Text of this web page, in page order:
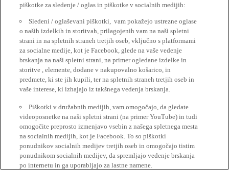
piškotke za sledenje / oglas in piškotke v socialnih medijih:
Sledeni / oglaševani piškotki, vam pokažejo ustrezne oglase
o naših izdelkih in storitvah, prilagojenih vam na naši spletni
strani in na spletnih straneh tretjih oseb, vključno s platformami
za socialne medije, kot je Facebook, glede na vaše vedenje
brskanja na naši spletni strani, na primer ogledane izdelke in
storitve , elemente, dodane v nakupovalno košarico, in
predmete, ki ste jih kupili, ter na spletnih straneh tretjih oseb in
vaše interese, ki izhajajo iz takšnega vedenja brskanja.
Piškotki v družabnih medijih, vam omogočajo, da gledate
videoposnetke na naši spletni strani (na primer YouTube) in tudi
omogočite preprosto izmenjavo vsebin z našega spletnega mesta
na socialnih medijih, kot je Facebook. To so piškotki
ponudnikov socialnih medijev tretjih oseb in omogočajo tistim
ponudnikom socialnih medijev, da spremljajo vedenje brskanja
po internetu in ga uporabljajo za lastne namene.